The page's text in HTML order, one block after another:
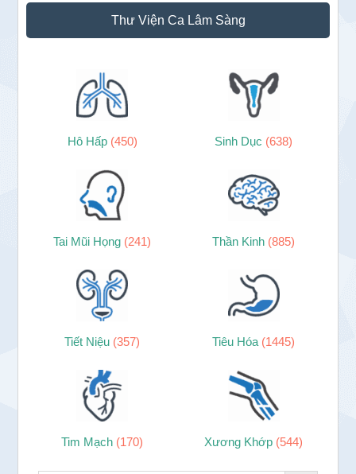
Thư Viện Ca Lâm Sàng
Hô Hấp (450) Sinh Dục (638)
Tai Mũi Họng (241) Thần Kinh (885)
Tiết Niệu (357) Tiêu Hóa (1445)
Tim Mạch (170) Xương Khớp (544)